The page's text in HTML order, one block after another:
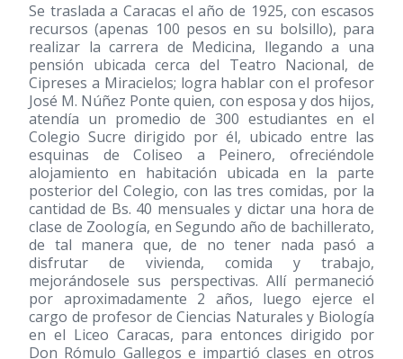
Se traslada a Caracas el año de 1925, con escasos
recursos (apenas 100 pesos en su bolsillo), para
realizar la carrera de Medicina, llegando a una
pensión ubicada cerca del Teatro Nacional, de
Cipreses a Miracielos; logra hablar con el profesor
José M. Núñez Ponte quien, con esposa y dos hijos,
atendía un promedio de 300 estudiantes en el
Colegio Sucre dirigido por él, ubicado entre las
esquinas de Coliseo a Peinero, ofreciéndole
alojamiento en habitación ubicada en la parte
posterior del Colegio, con las tres comidas, por la
cantidad de Bs. 40 mensuales y dictar una hora de
clase de Zoología, en Segundo año de bachillerato,
de tal manera que, de no tener nada pasó a
disfrutar de vivienda, comida y trabajo,
mejorándosele sus perspectivas. Allí permaneció
por aproximadamente 2 años, luego ejerce el
cargo de profesor de Ciencias Naturales y Biología
en el Liceo Caracas, para entonces dirigido por
Don Rómulo Gallegos e impartió clases en otros